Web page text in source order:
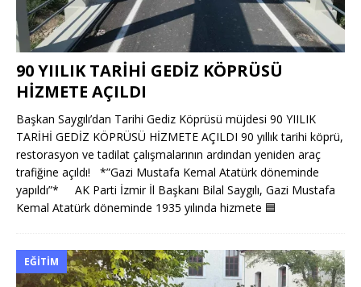
90 YIILIK TARİHİ GEDİZ KÖPRÜSÜ
HİZMETE AÇILDI
Başkan Saygılı’dan Tarihi Gediz Köprüsü müjdesi 90 YIILIK
TARİHİ GEDİZ KÖPRÜSÜ HİZMETE AÇILDI 90 yıllık tarihi köprü,
restorasyon ve tadilat çalışmalarının ardından yeniden araç
trafiğine açıldı! *”Gazi Mustafa Kemal Atatürk döneminde
yapıldı”* AK Parti İzmir İl Başkanı Bilal Saygılı, Gazi Mustafa
Kemal Atatürk döneminde 1935 yılında hizmete 🟦
EĞITIM